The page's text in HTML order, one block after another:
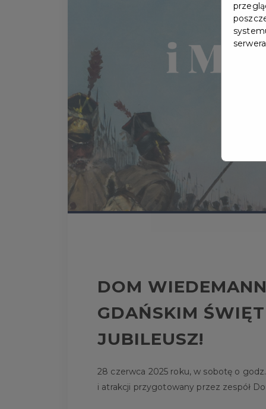
DOM
GDAŃSKIM
JUBILEUSZ!
28 czerwca 2025 roku, w sobotę o
i atrakcji przygotowany przez zespół